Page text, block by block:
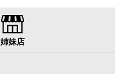
姉妹店